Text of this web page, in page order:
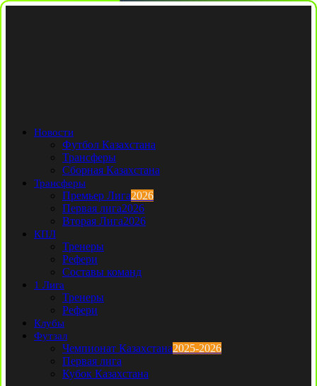
Новости
Футбол Казахстана
Трансферы
Сборная Казахстана
Трансферы
Премьер Лига2026
Первая лига2026
Вторая Лига2026
КПЛ
Тренеры
Рефери
Составы команд
1 Лига
Тренеры
Рефери
Клубы
Футзал
Чемпионат Казахстана2025-2026
Первая лига
Кубок Казахстана